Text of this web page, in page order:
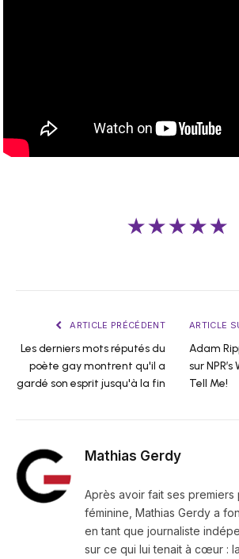
★★★★★
ARTICLE PRÉCÉDENT
Les derniers mots réputés du
poète gay montrent qu'il a
gardé son esprit jusqu'à la fin
ARTICLE
Adam
sur
Tell Me!
Mathias Gerdy
Après avoir fait ses premiers
féminine, Mathias Gerdy a
en tant que journaliste
sur ce qui lui tenait à cœur :